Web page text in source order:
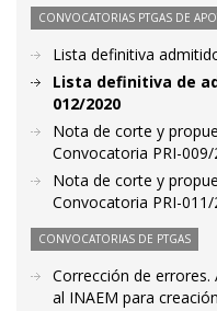
CONVOCATORIAS PTGAS DE
Lista definitiva
Lista definitiva de
012/2020
Nota de corte y
Convocatoria PRI-009/
Nota de corte y
Convocatoria PRI-011/
CONVOCATORIAS DE PTGAS
Corrección de
al INAEM para